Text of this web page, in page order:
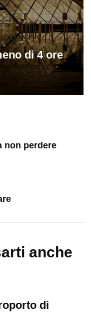
di 4 ore
non perdere
anche
di